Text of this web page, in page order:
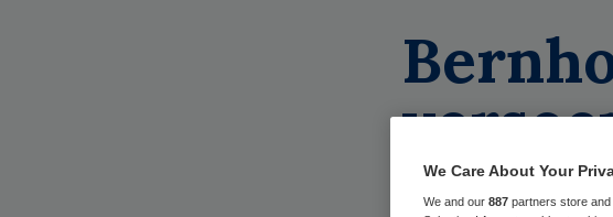
beleid
We Care About Your
We and our 887 partners store